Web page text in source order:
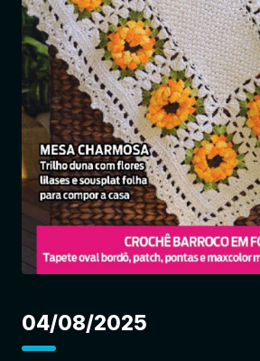
04/08/2025